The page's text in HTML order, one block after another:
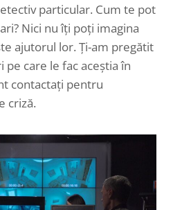
particular. Cum te pot
Nici nu îți poți imagina
ajutorul lor. Ți-am pregătit
pe care le fac aceștia în
contactați pentru
criză.